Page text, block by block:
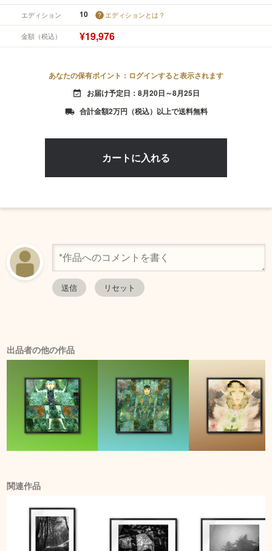
エディション 10 エディションとは？
金額（税込） ¥19,976
あなたの保有ポイント：ログインすると表示されます
event_available お届け予定日：8月20日～8月25日
local_shipping 合計金額2万円（税込）以上で送料無料
出品者の他の作品
関連作品